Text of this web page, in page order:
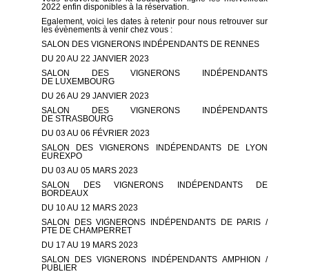
2022 enfin disponibles à la réservation.
Egalement, voici les dates à retenir pour nous retrouver sur
les évènements à venir chez vous :
SALON DES VIGNERONS INDÉPENDANTS DE RENNES
DU 20 AU 22 JANVIER 2023
SALON DES VIGNERONS INDÉPENDANTS
DE LUXEMBOURG
DU 26 AU 29 JANVIER 2023
SALON DES VIGNERONS INDÉPENDANTS
DE STRASBOURG
DU 03 AU 06 FÉVRIER 2023
SALON DES VIGNERONS INDÉPENDANTS DE LYON
EUREXPO
DU 03 AU 05 MARS 2023
SALON DES VIGNERONS INDÉPENDANTS DE
BORDEAUX
DU 10 AU 12 MARS 2023
SALON DES VIGNERONS INDÉPENDANTS DE PARIS /
PTE DE CHAMPERRET
DU 17 AU 19 MARS 2023
SALON DES VIGNERONS INDÉPENDANTS AMPHION /
PUBLIER